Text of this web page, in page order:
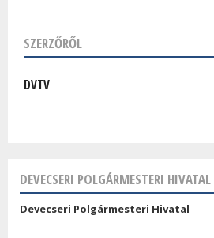
SZERZŐRŐL
DVTV
DEVECSERI POLGÁRMESTERI HIVATAL
Devecseri Polgármesteri Hivatal